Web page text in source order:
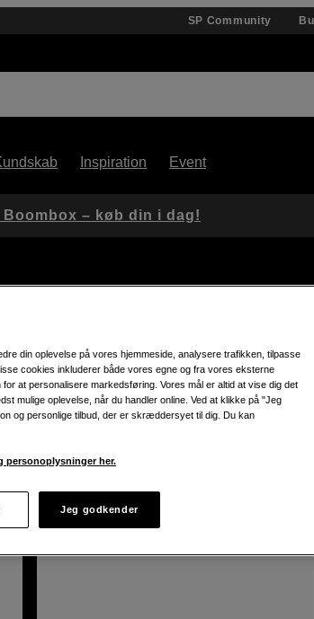
SP Community
Inspiration Event
Boombox – køb din i dag!
din oplevelse på vores hjemmeside, analysere trafikken, tilpasse
cookies inkluderer både vores egne og fra vores eksterne
at personalisere markedsføring. Vores mål er altid at vise dig det
mulige oplevelse, når du handler online. Ved at klikke på "Jeg
og personlige tilbud, der er skræddersyet til dig. Du kan
personoplysninger her.
Jeg godkender